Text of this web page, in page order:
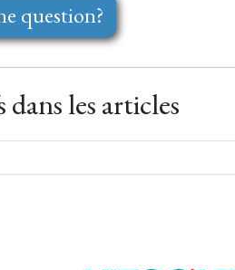
question?
les articles